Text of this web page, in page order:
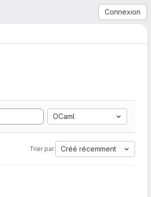
Connexion
OCaml
Trier par: Créé récemment